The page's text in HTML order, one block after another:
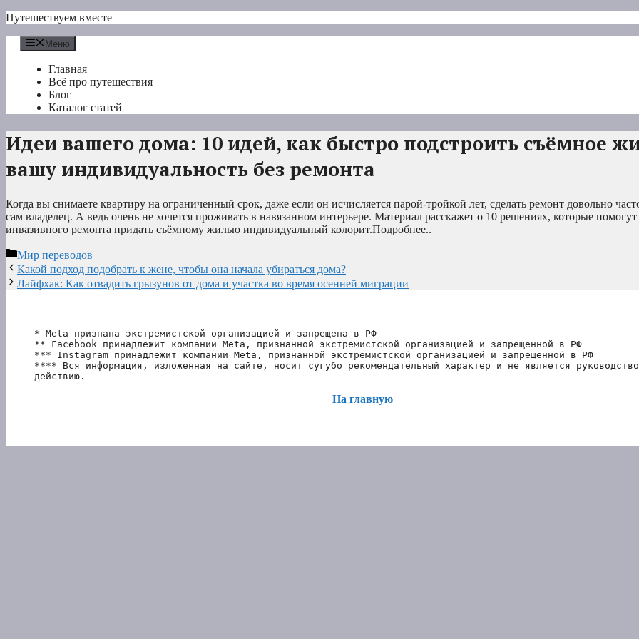
Перейти
содержимому
Путешествуем вместе
Меню
Главная
Всё про путешествия
Блог
Каталог статей
Идеи вашего дома: 10 идей, как быстро подстроить съёмное
вашу индивидуальность без ремонта
Когда вы снимаете квартиру на ограниченный срок, даже если он исчисляется парой-тройкой лет, сделать ремонт довольно
сам владелец. А ведь очень не хочется проживать в навязанном интерьере. Материал расскажет о 10 решениях, которые помогут
инвазивного ремонта придать съёмному жилью индивидуальный колорит.Подробнее..
Рубрики
Мир переводов
Какой подход подобрать к жене, чтобы она начала убираться дома?
Лайфхак: Как отвадить грызунов от дома и участка во время осенней миграции
* Meta признана экстремистской организацией и запрещена в РФ
** Facebook принадлежит компании Meta, признанной экстремистской организацией и запрещенной в РФ
*** Instagram принадлежит компании Meta, признанной экстремистской организацией и запрещенной в РФ
**** Вся информация, изложенная на сайте, носит сугубо рекомендательный характер и не является
действию.
На главную